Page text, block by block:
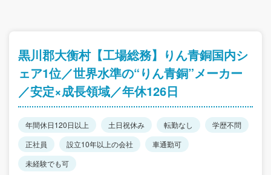
黒川郡大衡村【工場総務】りん青銅国内シ
ェア1位／世界水準の“りん青銅”メーカー
／安定×成長領域／年休126日
年間休日120日以上 土日祝休み 転勤なし
学歴不問
正社員
設立10年以上の会社
車通勤可
未経験でも可